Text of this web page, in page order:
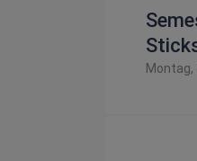
Montag,